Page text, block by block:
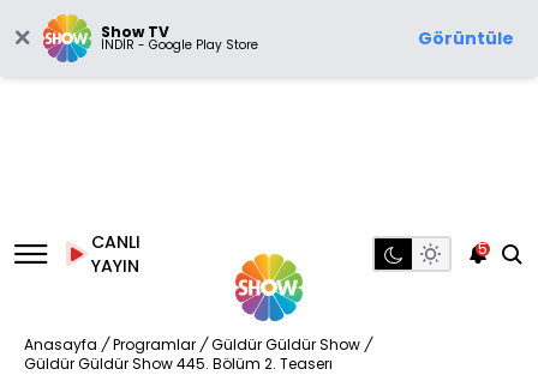
Show TV
İNDİR - Google Play Store Görüntüle
CANLI
YAYIN
5
Anasayfa / Programlar / Güldür Güldür Show /
Güldür Güldür Show 445. Bölüm 2. Teaserı